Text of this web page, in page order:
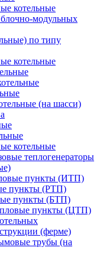
котельные
модульных
по типу
котельные
(на шасси)
котельные
теплогенераторы
пункты (ИТП)
пункты (РТП)
пункты (БТП)
пункты (ЦТП)
(ферме)
трубы (на